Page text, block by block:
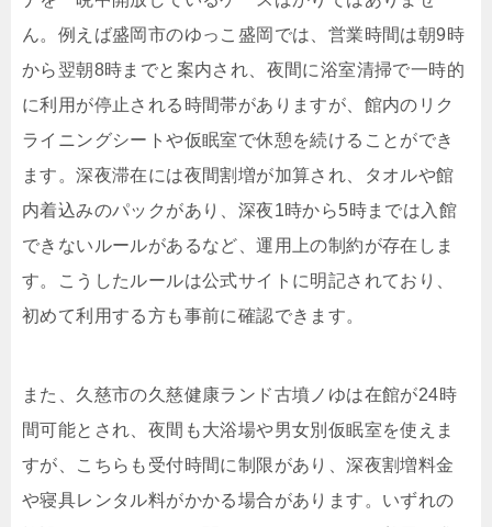
ん。例えば盛岡市のゆっこ盛岡では、営業時間は朝9時
から翌朝8時までと案内され、夜間に浴室清掃で一時的
に利用が停止される時間帯がありますが、館内のリク
ライニングシートや仮眠室で休憩を続けることができ
ます。深夜滞在には夜間割増が加算され、タオルや館
内着込みのパックがあり、深夜1時から5時までは入館
できないルールがあるなど、運用上の制約が存在しま
す。こうしたルールは公式サイトに明記されており、
初めて利用する方も事前に確認できます。
また、久慈市の久慈健康ランド古墳ノゆは在館が24時
間可能とされ、夜間も大浴場や男女別仮眠室を使えま
すが、こちらも受付時間に制限があり、深夜割増料金
や寝具レンタル料がかかる場合があります。いずれの